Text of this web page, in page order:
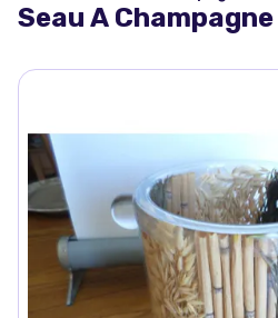
Seau A Champagne